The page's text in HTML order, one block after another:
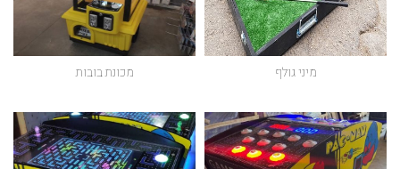
מיני גולף מכונת בובות